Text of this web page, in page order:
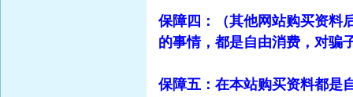
保障四：（其他网站购买资料
的事情，都是自由消费，对骗
保障五：在本站购买资料都是